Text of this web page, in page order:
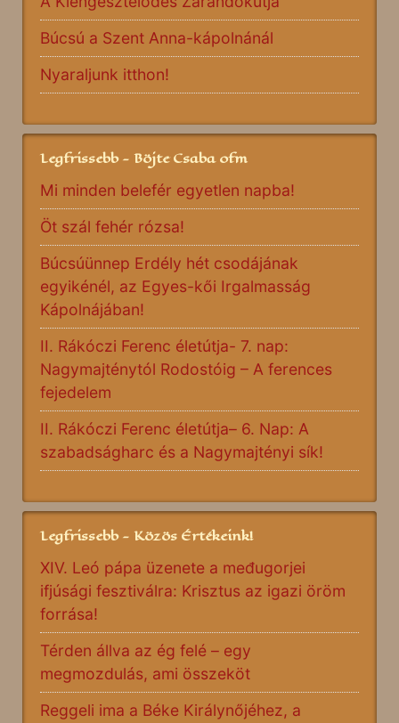
Búcsú a Szent Anna-kápolnánál
Nyaraljunk itthon!
Legfrissebb - Böjte Csaba ofm
Mi minden belefér egyetlen napba!
Öt szál fehér rózsa!
Búcsúünnep Erdély hét csodájának
egyikénél, az Egyes-kői Irgalmasság
Kápolnájában!
II. Rákóczi Ferenc életútja- 7. nap:
Nagymajténytól Rodostóig – A ferences
fejedelem
II. Rákóczi Ferenc életútja– 6. Nap: A
szabadságharc és a Nagymajtényi sík!
Legfrissebb - Közös Értékeink!
XIV. Leó pápa üzenete a međugorjei
ifjúsági fesztiválra: Krisztus az igazi öröm
forrása!
Térden állva az ég felé – egy
megmozdulás, ami összeköt
Reggeli ima a Béke Királynőjéhez, a